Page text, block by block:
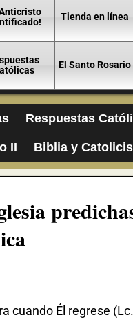
Anticristo
Tienda en línea
El Santo Rosario
Respuestas
II Biblia y
cuando Él regrese